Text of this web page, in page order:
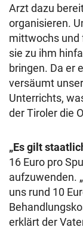
Arzt dazu
organisieren.
mittwochs und
sie zu ihm
bringen. Da er
versäumt
Unterrichts,
der Tiroler die
„Es gilt
16 Euro pro
aufzuwenden.
uns rund 10
erklärt der